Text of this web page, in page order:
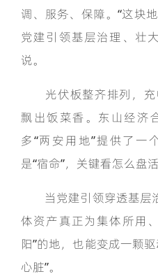
调、服务、保障。“这块
党建引领基层治理、壮
说。
光伏板整齐排列，充
飘出饭菜香。东山经济
多“两安用地”提供了一
是“宿命”，关键看怎么盘
当党建引领穿透基层治
体资产真正为集体所用
阳”的地，也能变成一颗
心脏”。